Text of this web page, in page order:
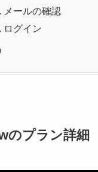
メールの確認
ログイン
のプラン詳細